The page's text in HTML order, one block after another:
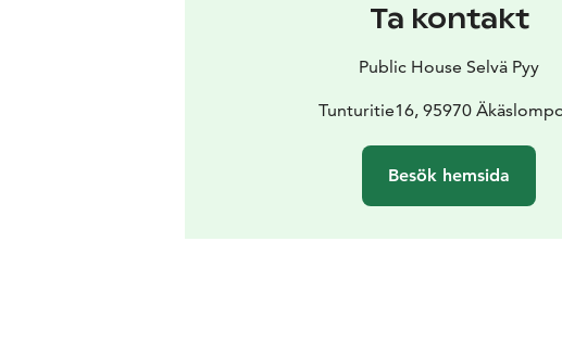
Ta kontakt
Public House Selvä Pyy
Tunturitie16, 95970
Besök hemsida